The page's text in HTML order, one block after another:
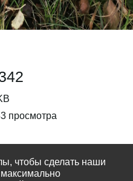
просмотра
чтобы сделать наши